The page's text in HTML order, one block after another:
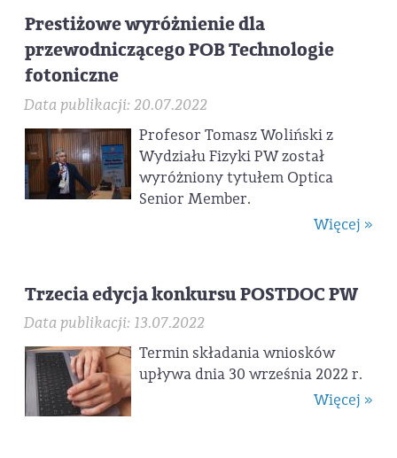
Prestiżowe wyróżnienie dla
przewodniczącego POB Technologie
fotoniczne
Data publikacji: 20.07.2022
Profesor Tomasz Woliński z
Wydziału Fizyki PW został
wyróżniony tytułem Optica
Senior Member.
Więcej »
Trzecia edycja konkursu POSTDOC PW
Data publikacji: 13.07.2022
Termin składania wniosków
upływa dnia 30 września 2022 r.
Więcej »